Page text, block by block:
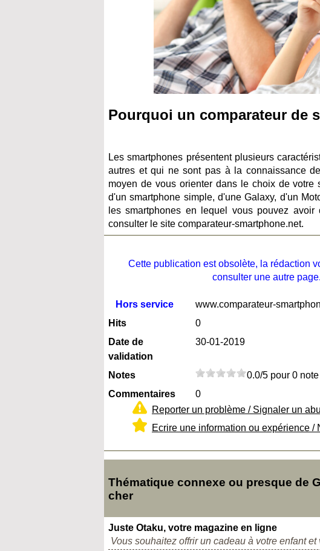
Pourquoi un comparateur de
Les smartphones présentent plusieurs
autres et qui ne sont pas à la connaissance
moyen de vous orienter dans le choix de votre
d'un smartphone simple, d'une Galaxy, d'un
les smartphones en lequel vous pouvez
consulter le site comparateur-smartphone.net.
Cette publication est obsolète, la rédaction
consulter une autre page.
Hors service
www.comparateur-
Hits
0
Date de
validation
30-01-2019
Notes
0.0/5 pour 0 note
Commentaires
0
Reporter un problème / Signaler un
Ecrire une information ou expérience /
Thématique connexe ou presque de
cher
Juste Otaku, votre magazine en ligne
Vous souhaitez offrir un cadeau à votre enfant